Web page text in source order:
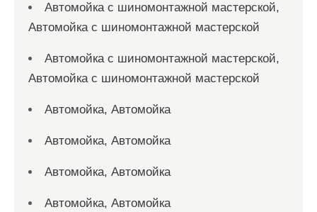
Автомойка с шиномонтажной мастерской,
Автомойка с шиномонтажной мастерской
Автомойка с шиномонтажной мастерской,
Автомойка с шиномонтажной мастерской
Автомойка, Автомойка
Автомойка, Автомойка
Автомойка, Автомойка
Автомойка, Автомойка